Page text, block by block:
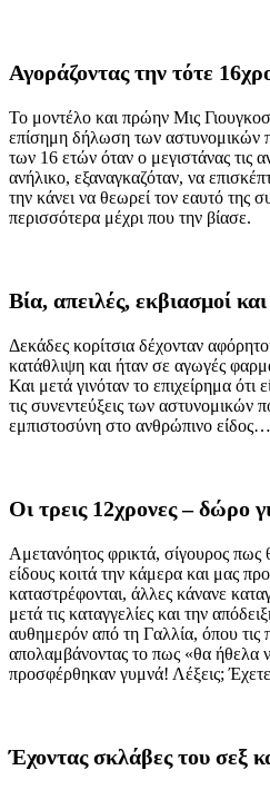
Αγοράζοντας την τότε
Το μοντέλο και πρώην Μις
επίσημη δήλωση των αστυνομικών
των 16 ετών όταν ο μεγιστάνας τις
ανήλικο, εξαναγκαζόταν, να
την κάνει να θεωρεί τον εαυτό της
περισσότερα μέχρι που την βίασε.
Βία, απειλές, εκβιασμοί
Δεκάδες κορίτσια δέχονταν
κατάθλιψη και ήταν σε αγωγές
Και μετά γινόταν το επιχείρημα
τις συνεντεύξεις των αστυνομικών
εμπιστοσύνη στο ανθρώπινο είδος…
Οι τρεις 12χρονες – δώρο
Αμετανόητος φρικτά, σίγουρος πως
είδους κοιτά την κάμερα και μας
καταστρέφονται, άλλες κάνανε
μετά τις καταγγελίες και την
αυθημερόν από τη Γαλλία, όπου τις
απολαμβάνοντας το πως «θα ήθελα
προσφέρθηκαν γυμνά! Λέξεις; Έχετε
Έχοντας σκλάβες του σεξ